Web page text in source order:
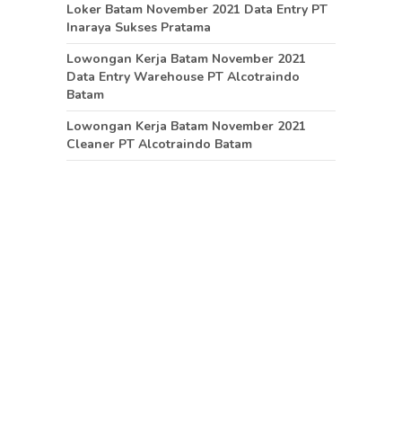
Loker Batam November 2021 Data Entry PT
Inaraya Sukses Pratama
Lowongan Kerja Batam November 2021
Data Entry Warehouse PT Alcotraindo
Batam
Lowongan Kerja Batam November 2021
Cleaner PT Alcotraindo Batam